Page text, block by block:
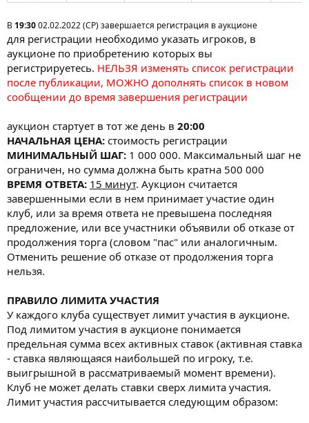
В 19:3002.02.2022 (СР) завершается регистрация в аукционе
для регистрации необходимо указать игроков, в
аукционе по приобретению которых вы
регистрируетесь. НЕЛЬЗЯ изменять список регистрации
после публикации, МОЖНО дополнять список в новом
сообщении до время завершения регистрации
аукцион стартует в тот же день в 20:00
НАЧАЛЬНАЯ ЦЕНА: стоимость регистрации
МИНИМАЛЬНЫЙ ШАГ: 1 000 000. Максимальный шаг не
ограничен, но сумма должна быть кратна 500 000
ВРЕМЯ ОТВЕТА: 15 минут. Аукцион считается
завершенными если в нем принимает участие один
клуб, или за время ответа не превышена последняя
предложение, или все участники объявили об отказе от
продолжения торга (словом "пас" или аналогичным.
Отменить решение об отказе от продолжения торга
нельзя.
ПРАВИЛО ЛИМИТА УЧАСТИЯ
У каждого клуба существует лимит участия в аукционе.
Под лимитом участия в аукционе понимается
предельная сумма всех активных ставок (активная ставка
- ставка являющаяся наибольшей по игроку, т.е.
выигрышной в рассматриваемый момент времени).
Клуб не может делать ставки сверх лимита участия.
Лимит участия рассчитывается следующим образом: